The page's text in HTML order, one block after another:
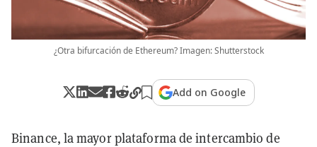
¿Otra bifurcación de Ethereum? Imagen: Shutterstock
Add on Google
Binance, la mayor plataforma de intercambio de